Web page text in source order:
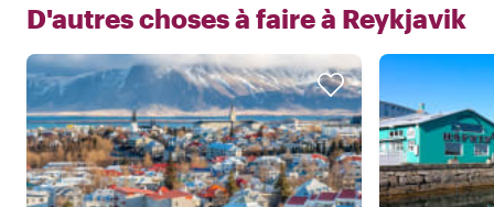
D'autres choses à faire à Reykjavik